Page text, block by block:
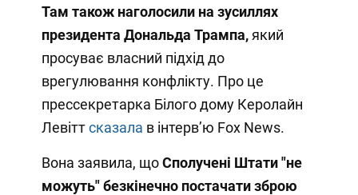
Там також наголосили на зусиллях
президента Дональда Трампа, який
просуває власний підхід до
врегулювання конфлікту. Про це
прессекретарка Білого дому Керолайн
Левіттсказала в інтервʼю Fox News.
Вона заявила, щоСполучені Штати "не
можуть" безкінечно постачати зброю